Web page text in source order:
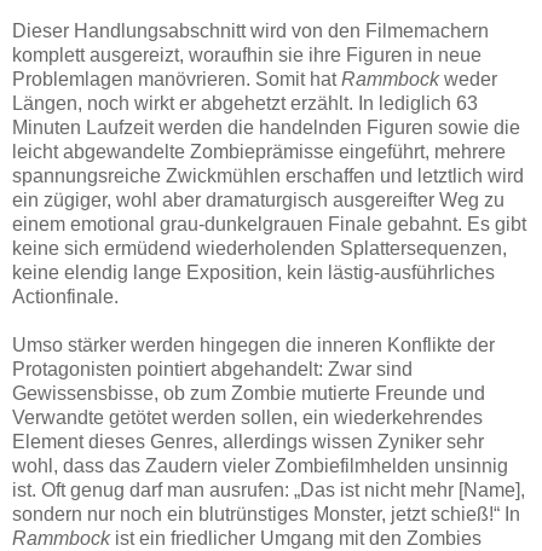
Dieser Handlungsabschnitt wird von den Filmemachern
komplett ausgereizt, woraufhin sie ihre Figuren in neue
Problemlagen manövrieren. Somit hatRammbockweder
Längen, noch wirkt er abgehetzt erzählt. In lediglich 63
Minuten Laufzeit werden die handelnden Figuren sowie die
leicht abgewandelte Zombieprämisse eingeführt, mehrere
spannungsreiche Zwickmühlen erschaffen und letztlich wird
ein zügiger, wohl aber dramaturgisch ausgereifter Weg zu
einem emotional grau-dunkelgrauen Finale gebahnt. Es gibt
keine sich ermüdend wiederholenden Splattersequenzen,
keine elendig lange Exposition, kein lästig-ausführliches
Actionfinale.
Umso stärker werden hingegen die inneren Konflikte der
Protagonisten pointiert abgehandelt: Zwar sind
Gewissensbisse, ob zum Zombie mutierte Freunde und
Verwandte getötet werden sollen, ein wiederkehrendes
Element dieses Genres, allerdings wissen Zyniker sehr
wohl, dass das Zaudern vieler Zombiefilmhelden unsinnig
ist. Oft genug darf man ausrufen: „Das ist nicht mehr [Name],
sondern nur noch ein blutrünstiges Monster, jetzt schieß!“ In
Rammbockist ein friedlicher Umgang mit den Zombies